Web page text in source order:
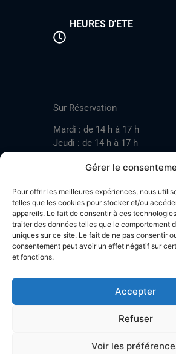
Gérer le
Pour offrir les meilleures expériences, nous
telles que les cookies pour stocker et/ou
appareils. Le fait de consentir à ces
traiter des données telles que le comportement
uniques sur ce site. Le fait de ne pas consentir
consentement peut avoir un effet négatif sur
et fonctions.
Accepter
Refuser
Voir les
HEURES D'ETE
Sur Réservation
Mardi : de 14 h à 17 h
Jeudi : de 14 h à 17 h
Mardi : de 17 h à 20 h
Jeudi : de 17 h à 20 h
Samedi : de 14 h à 17 h
Stand de tir LA
Près de Mazembroz
Tel: +41 (0)79 220 41
Plan d'accès